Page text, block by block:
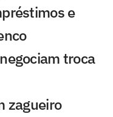
e
troca
zagueiro